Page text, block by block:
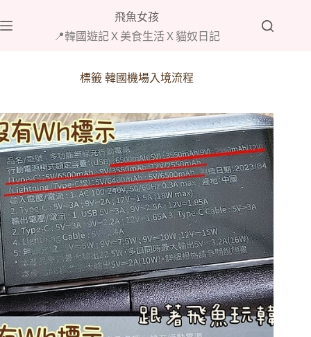
至
飛魚女孩
📍韓國遊記Ｘ美食生活Ｘ貓奴日記
標籤 韓國機場入境流程